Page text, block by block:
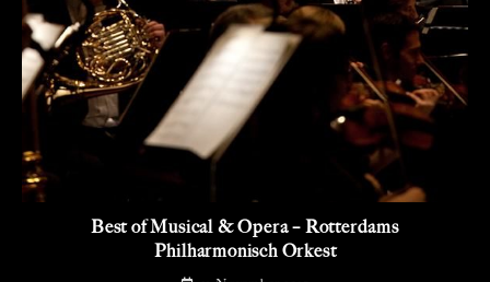
Best of Musical & Opera – Rotterdams
Philharmonisch Orkest